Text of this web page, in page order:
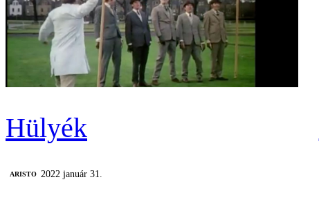
Hülyék
ARISTO 2022 január 31.